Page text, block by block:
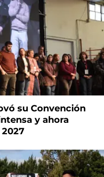
su Convención
y ahora